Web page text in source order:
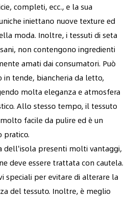
completi, ecc., e la sua
iniettano nuove texture ed
moda. Inoltre, i tessuti di seta
non contengono ingredienti
amati dai consumatori. Può
in tende, biancheria da letto,
molta eleganza e atmosfera
Allo stesso tempo, il tessuto
facile da pulire ed è un
pratico.
dell'isola presenti molti vantaggi,
deve essere trattata con cautela.
speciali per evitare di alterare la
del tessuto. Inoltre, è meglio